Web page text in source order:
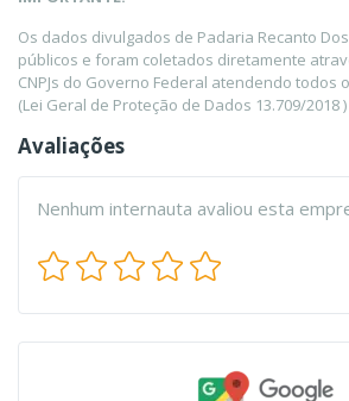
Os dados divulgados de Padaria Recanto
públicos e foram coletados diretamente
CNPJs do Governo Federal atendendo todos
(Lei Geral de Proteção de Dados 13.709/2018 )
Avaliações
Nenhum internauta avaliou esta